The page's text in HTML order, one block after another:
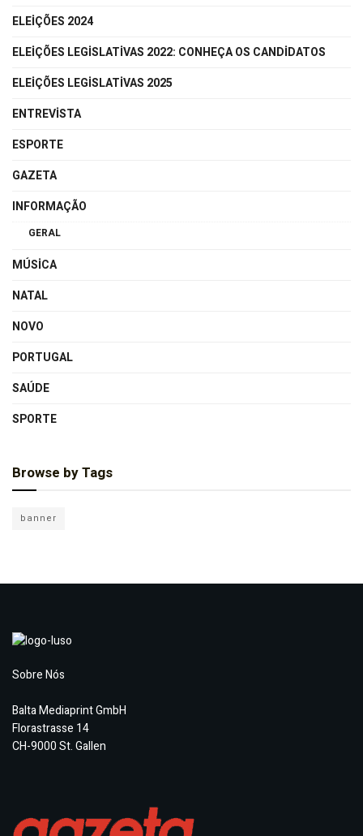
ELEIÇÕES 2024
ELEIÇÕES LEGISLATIVAS 2022: CONHEÇA OS CANDIDATOS
ELEIÇÕES LEGISLATIVAS 2025
ENTREVISTA
ESPORTE
GAZETA
INFORMAÇÃO
GERAL
MÚSICA
NATAL
NOVO
PORTUGAL
SAÚDE
SPORTE
Browse by Tags
banner
Sobre Nós
Balta Mediaprint GmbH
Florastrasse 14
CH-9000 St. Gallen